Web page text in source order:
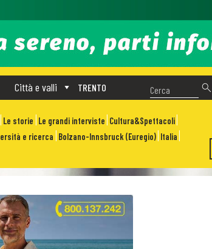
TRENTO
Città e valli
Le storie Le grandi interviste Cultura&Spettacoli
e ricerca Bolzano-Innsbruck (Euregio) Italia